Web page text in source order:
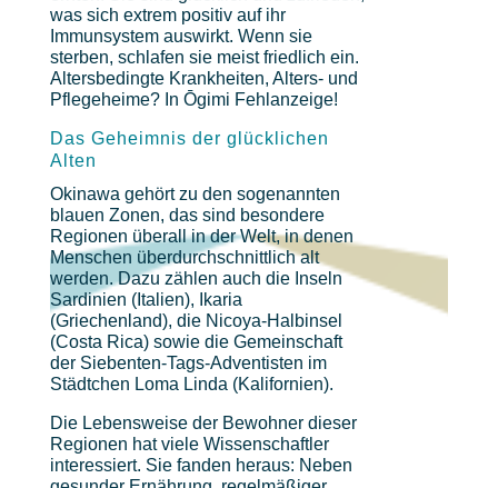
was sich extrem positiv auf ihr
Immunsystem auswirkt. Wenn sie
sterben, schlafen sie meist friedlich ein.
Altersbedingte Krankheiten, Alters- und
Pflegeheime? In Ōgimi Fehlanzeige!
Das Geheimnis der glücklichen
Alten
Okinawa gehört zu den sogenannten
blauen Zonen, das sind besondere
Regionen überall in der Welt, in denen
Menschen überdurchschnittlich alt
werden. Dazu zählen auch die Inseln
Sardinien (Italien), Ikaria
(Griechenland), die Nicoya-Halbinsel
(Costa Rica) sowie die Gemeinschaft
der Siebenten-Tags-Adventisten im
Städtchen Loma Linda (Kalifornien).
Die Lebensweise der Bewohner dieser
Regionen hat viele Wissenschaftler
interessiert. Sie fanden heraus: Neben